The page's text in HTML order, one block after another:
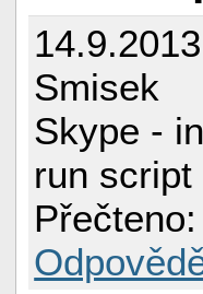
Smisek
Skype -
run script